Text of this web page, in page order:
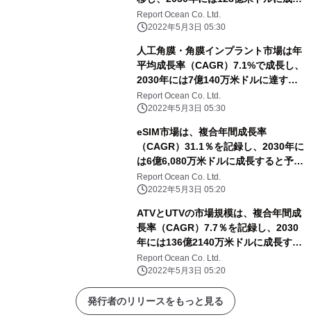
すると予測
Report Ocean Co. Ltd.
2022年5月3日 05:30
人工角膜・角膜インプラント市場は年
平均成長率（CAGR）7.1%で成長し、
2030年には7億140万米ドルに達する
と予測される
Report Ocean Co. Ltd.
2022年5月3日 05:30
eSIM市場は、複合年間成長率
（CAGR）31.1％を記録し、2030年に
は6億6,080万米ドルに成長すると予測
される
Report Ocean Co. Ltd.
2022年5月3日 05:20
ATVとUTVの市場規模は、複合年間成
長率（CAGR）7.7％を記録し、2030
年には136億2140万米ドルに成長する
と予測される
Report Ocean Co. Ltd.
2022年5月3日 05:20
発行者のリリースをもっと見る